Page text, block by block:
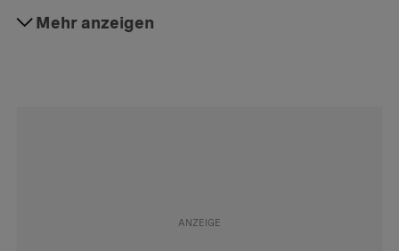
Mehr anzeigen
#Konsum